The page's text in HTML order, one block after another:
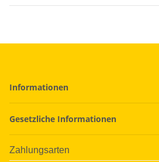
Informationen
Gesetzliche Informationen
Zahlungsarten